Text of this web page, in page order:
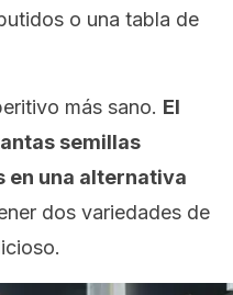
o una tabla de
más sano. El
semillas
en una alternativa
dos variedades de